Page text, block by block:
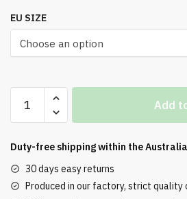
EU SIZE
White
1000
Multi'
Best
Add
Duty-free shipping within theAustralia
30 days easy returns
Produced in our factory, strict quality